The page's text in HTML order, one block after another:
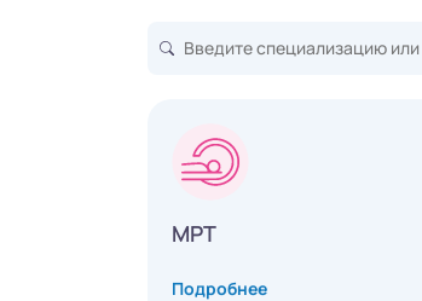
МРТ
Подробнее